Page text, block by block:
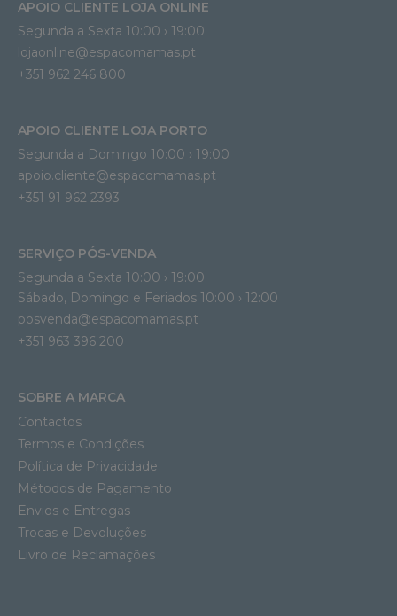
APOIO CLIENTE LOJA ONLINE
Segunda a Sexta 10:00 › 19:00
lojaonline@espacomamas.pt
+351 962 246 800
APOIO CLIENTE LOJA PORTO
Segunda a Domingo 10:00 › 19:00
apoio.cliente@espacomamas.pt
+351 91 962 2393
SERVIÇO PÓS-VENDA
Segunda a Sexta 10:00 › 19:00
Sábado, Domingo e Feriados 10:00 › 12:00
posvenda@espacomamas.pt
+351 963 396 200
SOBRE A MARCA
Contactos
Termos e Condições
Política de Privacidade
Métodos de Pagamento
Envios e Entregas
Trocas e Devoluções
Livro de Reclamações